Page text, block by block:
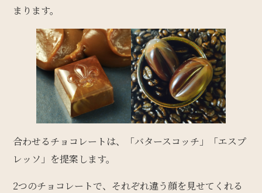
まります。
合わせるチョコレートは、「バタースコッチ」「エスプ
レッソ」を提案します。
2つのチョコレートで、それぞれ違う顔を見せてくれる